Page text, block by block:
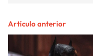
Artículo anterior